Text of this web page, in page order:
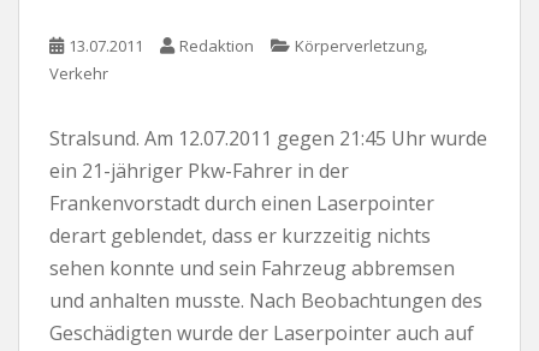
13.07.2011 Redaktion Körperverletzung,
Verkehr
Stralsund. Am 12.07.2011 gegen 21:45 Uhr wurde
ein 21-jähriger Pkw-Fahrer in der
Frankenvorstadt durch einen Laserpointer
derart geblendet, dass er kurzzeitig nichts
sehen konnte und sein Fahrzeug abbremsen
und anhalten musste. Nach Beobachtungen des
Geschädigten wurde der Laserpointer auch auf